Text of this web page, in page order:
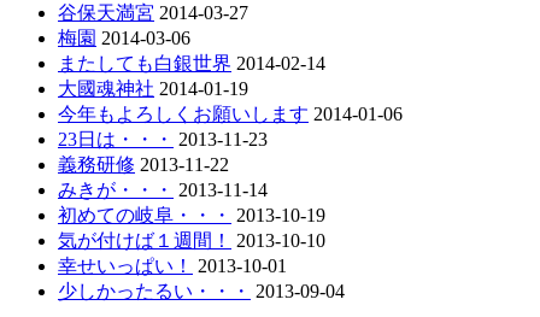
谷保天満宮 2014-03-27
梅園 2014-03-06
またしても白銀世界 2014-02-14
大國魂神社 2014-01-19
今年もよろしくお願いします 2014-01-06
23日は・・・
2013-11-23
義務研修 2013-11-22
みきが・・・
2013-11-14
初めての岐阜・・・
2013-10-19
気が付けば１週間！
2013-10-10
幸せいっぱい！
2013-10-01
少しかったるい・・・
2013-09-04